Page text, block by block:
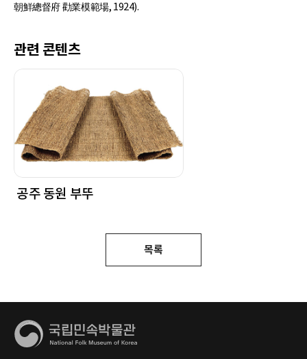
朝鮮總督府 勸業模範場, 1924).
관련 콘텐츠
공주 동원 부뚜
목록